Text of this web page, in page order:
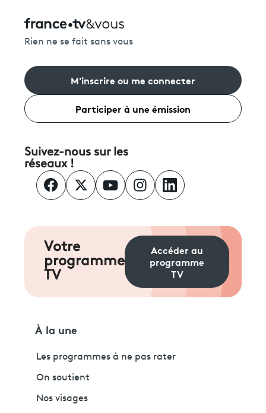
Rien ne se fait sans vous
M'inscrire ou me connecter
Participer à une émission
Suivez-nous sur les
réseaux !
Votre
programme
TV
Accéder au
programme
TV
À la une
Les programmes à ne pas rater
On soutient
Nos visages